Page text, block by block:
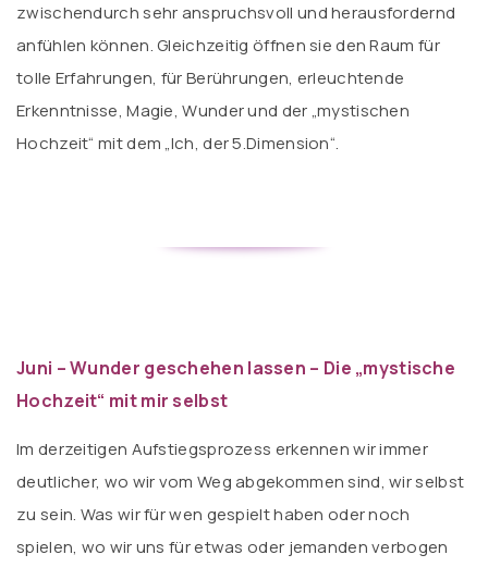
zwischendurch sehr anspruchsvoll und herausfordernd
anfühlen können. Gleichzeitig öffnen sie den Raum für
tolle Erfahrungen, für Berührungen, erleuchtende
Erkenntnisse, Magie, Wunder und der „mystischen
Hochzeit“ mit dem „Ich, der 5.Dimension“.
Juni – Wunder geschehen lassen – Die „mystische
Hochzeit“ mit mir selbst
Im derzeitigen Aufstiegsprozess erkennen wir immer
deutlicher, wo wir vom Weg abgekommen sind, wir selbst
zu sein. Was wir für wen gespielt haben oder noch
spielen, wo wir uns für etwas oder jemanden verbogen